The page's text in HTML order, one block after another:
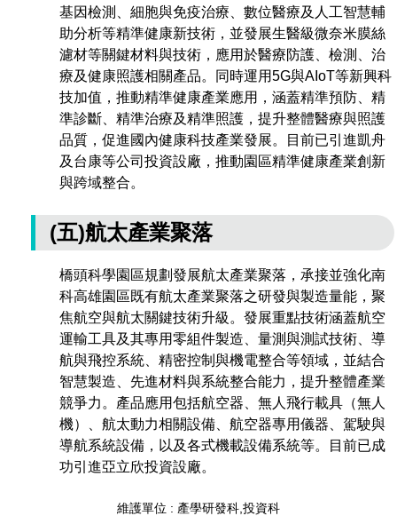
基因檢測、細胞與免疫治療、數位醫療及人工智慧輔
助分析等精準健康新技術，並發展生醫級微奈米膜絲
濾材等關鍵材料與技術，應用於醫療防護、檢測、治
療及健康照護相關產品。同時運用5G與AIoT等新興科
技加值，推動精準健康產業應用，涵蓋精準預防、精
準診斷、精準治療及精準照護，提升整體醫療與照護
品質，促進國內健康科技產業發展。目前已引進凱舟
及台康等公司投資設廠，推動園區精準健康產業創新
與跨域整合。
(五)航太產業聚落
橋頭科學園區規劃發展航太產業聚落，承接並強化南
科高雄園區既有航太產業聚落之研發與製造量能，聚
焦航空與航太關鍵技術升級。發展重點技術涵蓋航空
運輸工具及其專用零組件製造、量測與測試技術、導
航與飛控系統、精密控制與機電整合等領域，並結合
智慧製造、先進材料與系統整合能力，提升整體產業
競爭力。產品應用包括航空器、無人飛行載具（無人
機）、航太動力相關設備、航空器專用儀器、駕駛與
導航系統設備，以及各式機載設備系統等。目前已成
功引進亞立欣投資設廠。
維護單位 : 產學研發科,投資科